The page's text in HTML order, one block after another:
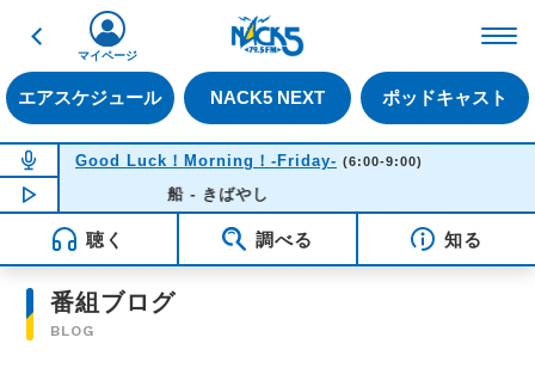
戻る
エアスケジュール NACK5 NEXT ポッドキャスト
マイページ
NOW ON AIR
Good Luck！Morning！-Friday- (6:00-9:00)
NOW PLAYING06:33
船 - きばやし
聴く 調べる 知る
番組ブログ
BLOG